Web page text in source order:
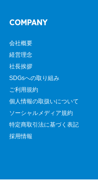
COMPANY
会社概要
経営理念
社長挨拶
SDGsへの取り組み
ご利用規約
個人情報の取扱いについて
ソーシャルメディア規約
特定商取引法に基づく表記
採用情報